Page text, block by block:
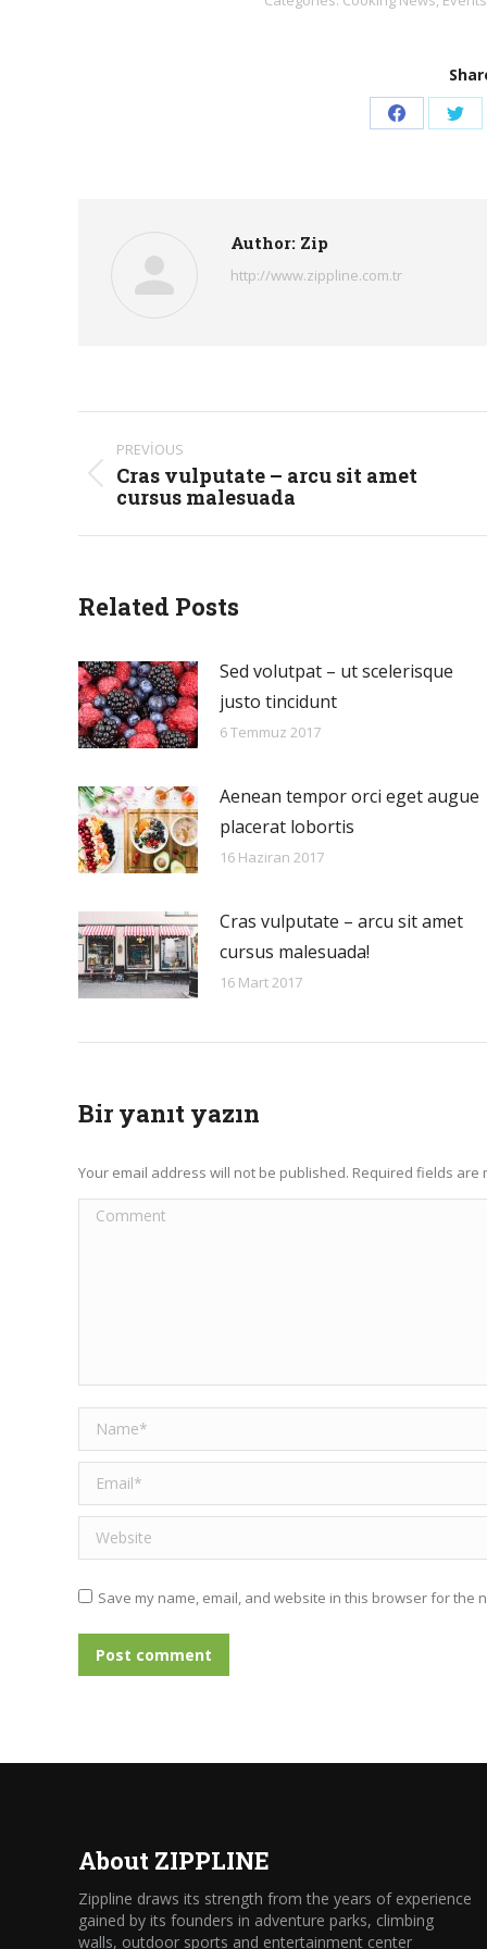
Share
Author: Zip
http://www.zippline.com.tr
navigation
PREVIOUS
Previous
Cras vulputate – arcu sit amet
cursus malesuada
Related Posts
Sed volutpat – ut scelerisque
justo tincidunt
6 Temmuz 2017
Aenean tempor orci eget augue
placerat lobortis
16 Haziran 2017
Cras vulputate – arcu sit amet
cursus malesuada!
16 Mart 2017
Bir yanıt yazın
Your email address will not be published. Required fields are
Comment
Name *
Email *
Website
Save my name, email, and website in this browser for the
Post comment
About ZIPPLINE
Zippline draws its strength from the years of experience
gained by its founders in adventure parks, climbing
walls, outdoor sports and entertainment center